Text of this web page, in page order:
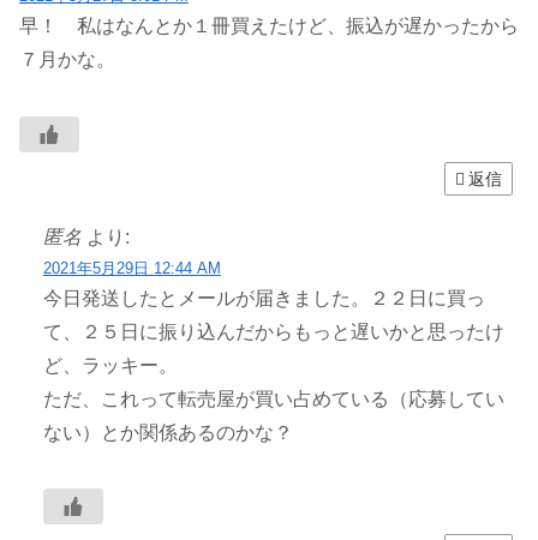
早！ 私はなんとか１冊買えたけど、振込が遅かったから
７月かな。
返信
匿名 より:
2021年5月29日 12:44 AM
今日発送したとメールが届きました。２２日に買っ
て、２５日に振り込んだからもっと遅いかと思ったけ
ど、ラッキー。
ただ、これって転売屋が買い占めている（応募してい
ない）とか関係あるのかな？